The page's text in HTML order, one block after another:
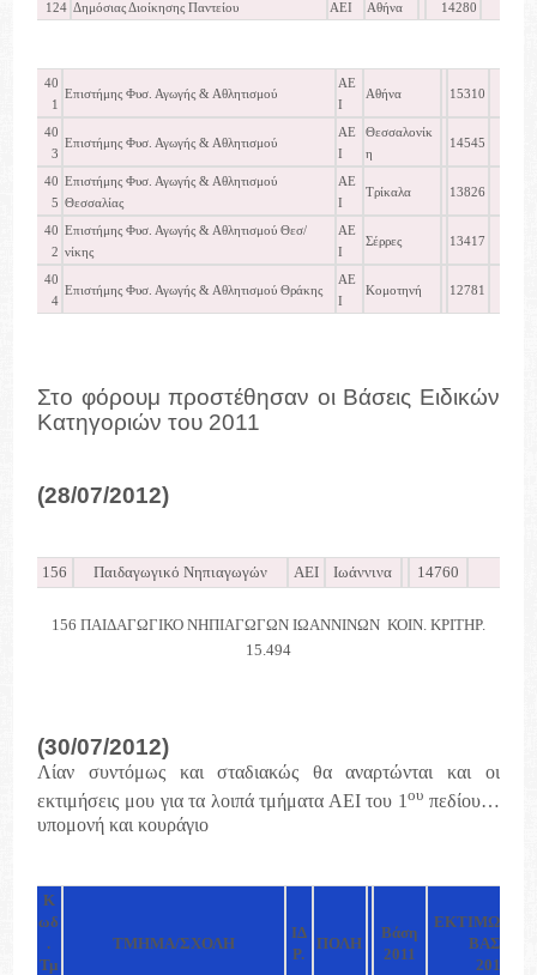
124 Δημόσιας Διοίκησης Παντείου ΑΕΙ Αθήνα 14280
40
1
Επιστήμης Φυσ. Αγωγής & Αθλητισμού
ΑΕ
Ι
Αθήνα 15310
40
3
Επιστήμης Φυσ. Αγωγής & Αθλητισμού
ΑΕ
Ι
Θεσσαλονίκ
η
14545
40
5
Επιστήμης Φυσ. Αγωγής & Αθλητισμού
Θεσσαλίας
ΑΕ
Ι
Τρίκαλα 13826
40
2
Επιστήμης Φυσ. Αγωγής & Αθλητισμού Θεσ/
νίκης
ΑΕ
Ι
Σέρρες 13417
40
4
Επιστήμης Φυσ. Αγωγής & Αθλητισμού Θράκης
ΑΕ
Ι
Κομοτηνή 12781
Στο φόρουμ προστέθησαν οι Βάσεις Ειδικών
Κατηγοριών του 2011
(28/07/2012)
156 Παιδαγωγικό Νηπιαγωγών ΑΕΙ Ιωάννινα 14760
156 ΠΑΙΔΑΓΩΓΙΚΟ ΝΗΠΙΑΓΩΓΩΝ ΙΩΑΝΝΙΝΩΝ ΚΟΙΝ. ΚΡΙΤΗΡ.
15.494
(30/07/2012)
Λίαν συντόμως και σταδιακώς θα αναρτώνται και οι
εκτιμήσεις μου για τα λοιπά τμήματα ΑΕΙ του 1ου πεδίου…
υπομονή και κουράγιο
K
ωδ
.
Τμ
ΤΜΗΜΑ/ΣΧΟΛΗ
ΙΔ
Ρ.
ΠΟΛΗ
Βάση
2011
ΒΑΣΗ
2012